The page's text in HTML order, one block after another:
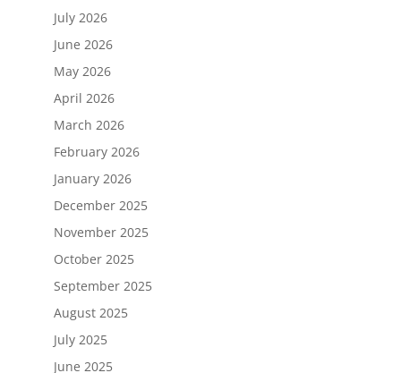
July 2026
June 2026
May 2026
April 2026
March 2026
February 2026
January 2026
December 2025
November 2025
October 2025
September 2025
August 2025
July 2025
June 2025